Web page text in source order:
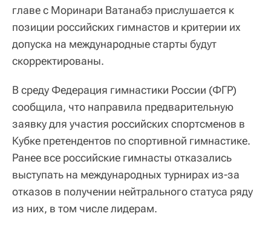
главе с Моринари Ватанабэ прислушается к
позиции российских гимнастов и критерии их
допуска на международные старты будут
скорректированы.
В среду Федерация гимнастики России (ФГР)
сообщила, что направила предварительную
заявку для участия российских спортсменов в
Кубке претендентов по спортивной гимнастике.
Ранее все российские гимнасты отказались
выступать на международных турнирах из-за
отказов в получении нейтрального статуса ряду
из них, в том числе лидерам.